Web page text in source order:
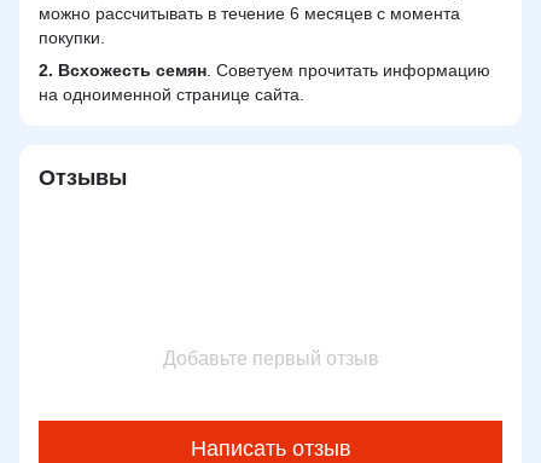
можно рассчитывать в течение 6 месяцев с момента
покупки.
2. Всхожесть семян . Советуем прочитать информацию
на одноименной странице сайта.
Отзывы
Добавьте первый отзыв
Написать отзыв